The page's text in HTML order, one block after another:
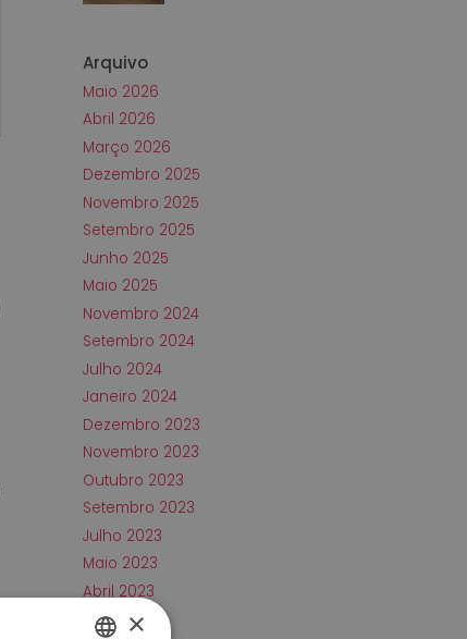
Arquivo
Maio 2026
Abril 2026
Março 2026
Dezembro 2025
Novembro 2025
Setembro 2025
Junho 2025
Maio 2025
Novembro 2024
Setembro 2024
Julho 2024
Janeiro 2024
Dezembro 2023
Novembro 2023
Outubro 2023
Setembro 2023
Julho 2023
Maio 2023
Abril 2023
×